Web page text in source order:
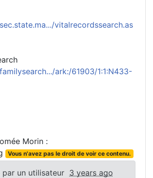
vitalrecordssearch.as
ark:/61903/1:1:N433-
Morin :
Vous n'avez pas le droit de voir ce contenu.
un utilisateur 3 years ago